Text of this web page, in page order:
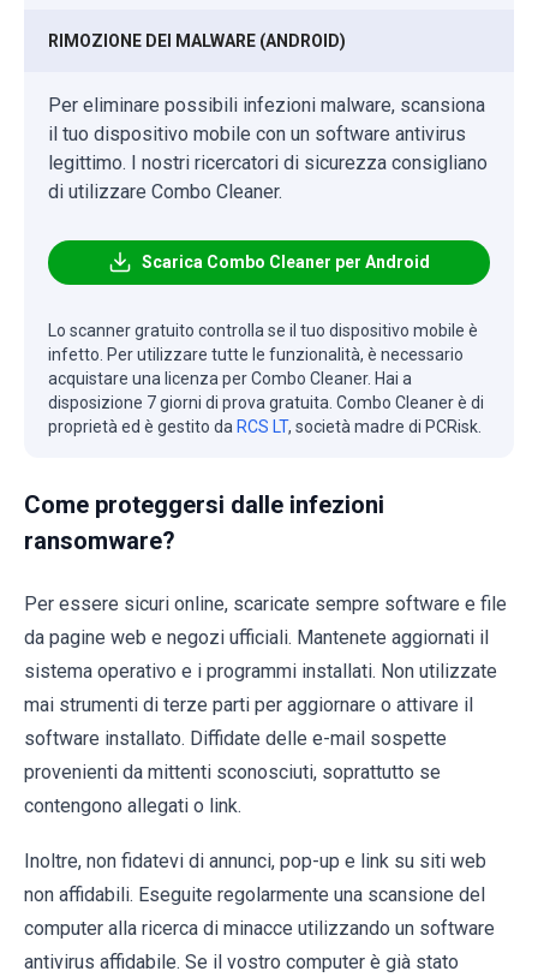
RIMOZIONE DEI MALWARE (ANDROID)
Per eliminare possibili infezioni malware, scansiona
il tuo dispositivo mobile con un software antivirus
legittimo. I nostri ricercatori di sicurezza consigliano
di utilizzare Combo Cleaner.
Scarica Combo Cleaner per Android
Lo scanner gratuito controlla se il tuo dispositivo mobile è
infetto. Per utilizzare tutte le funzionalità, è necessario
acquistare una licenza per Combo Cleaner. Hai a
disposizione 7 giorni di prova gratuita. Combo Cleaner è di
proprietà ed è gestito da RCS LT, società madre di PCRisk.
Come proteggersi dalle infezioni
ransomware?
Per essere sicuri online, scaricate sempre software e file
da pagine web e negozi ufficiali. Mantenete aggiornati il
sistema operativo e i programmi installati. Non utilizzate
mai strumenti di terze parti per aggiornare o attivare il
software installato. Diffidate delle e-mail sospette
provenienti da mittenti sconosciuti, soprattutto se
contengono allegati o link.
Inoltre, non fidatevi di annunci, pop-up e link su siti web
non affidabili. Eseguite regolarmente una scansione del
computer alla ricerca di minacce utilizzando un software
antivirus affidabile. Se il vostro computer è già stato